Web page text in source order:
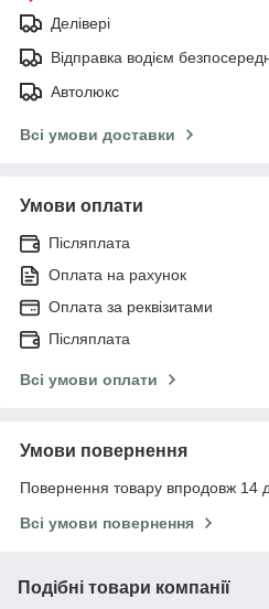
Делівері
Відправка водієм
Автолюкс
Всі умови доставки
Умови оплати
Післяплата
Оплата на рахунок
Оплата за реквізитами
Післяплата
Всі умови оплати
Умови повернення
Повернення товару впродовж 14
Всі умови повернення
Подібні товари компанії